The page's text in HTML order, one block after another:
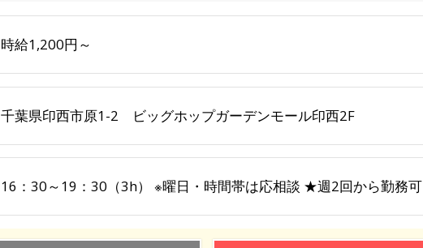
時給1,200円～
千葉県印西市原1-2 ビッグホップガーデンモール印西2F
16：30～19：30（3h） ※曜日・時間帯は応相談 ★週2回から勤務可